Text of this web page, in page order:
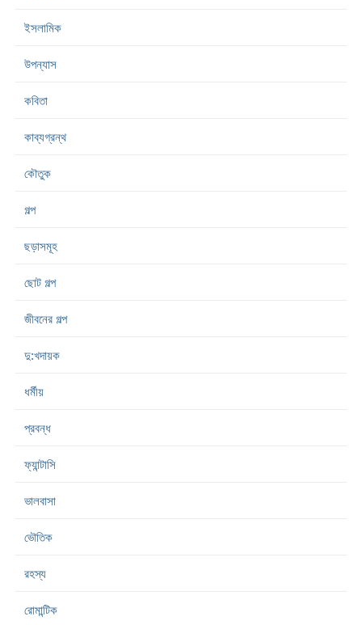
ইসলামিক
উপন্যাস
কবিতা
কাব্যগ্রন্থ
কৌতুক
গল্প
ছড়াসমূহ
ছোট গল্প
জীবনের গল্প
দু:খদায়ক
ধর্মীয়
প্রবন্ধ
ফ্যান্টাসি
ভালবাসা
ভৌতিক
রহস্য
রোমান্টিক